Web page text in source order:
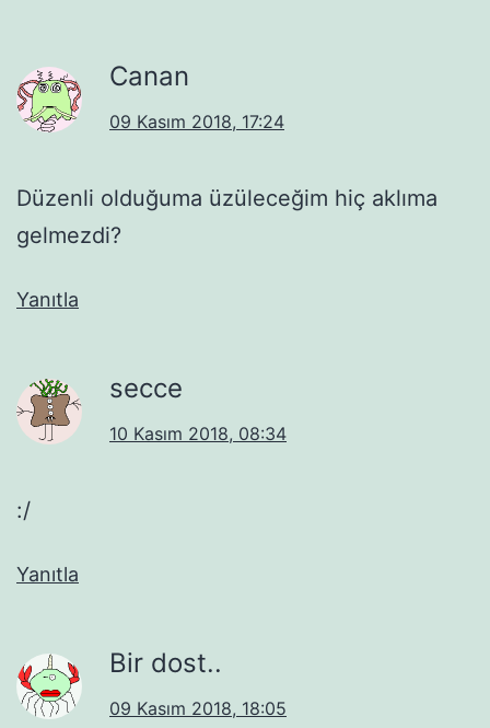
Canan
09 Kasım 2018, 17:24
Düzenli olduğuma üzüleceğim hiç aklıma
gelmezdi?
Yanıtla
secce
10 Kasım 2018, 08:34
:/
Yanıtla
Bir dost..
09 Kasım 2018, 18:05